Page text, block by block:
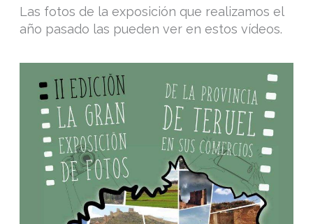
Las fotos de la exposición que realizamos el
año pasado las pueden ver en estos vídeos.